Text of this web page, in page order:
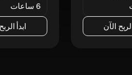
الآن
6 ساعات
ابدأ